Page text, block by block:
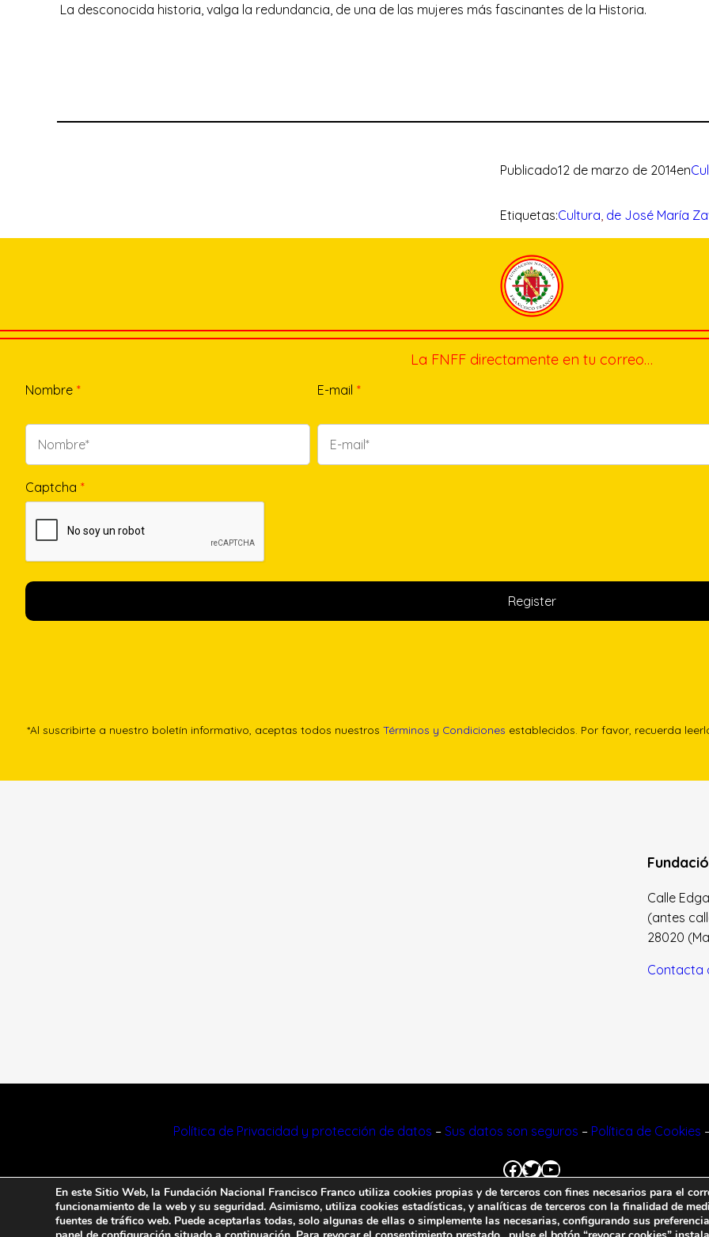
La desconocida historia, valga la redundancia, de una de las mujeres más fascinantes de la Historia.
Publicado12 de marzo de 2014en
Etiquetas:Cultura, de José María
La FNFF directamente en tu correo…
Nombre * E-mail *
Captcha *
*Al suscribirte a nuestro boletín informativo, aceptas todos nuestros Términos y Condiciones establecidos. Por favor, recuerda
Calle
(antes
28020
Contacta
Política de Privacidad y protección de datos – Sus datos son seguros – Política de Cookies
Facebook
Twitter
YouTube
© 2023 FNFF | Todos los derechos reservados.
En este Sitio Web, la Fundación Nacional Francisco Franco utiliza cookies propias y de terceros con fines necesarios para el
funcionamiento de la web y su seguridad. Asimismo, utiliza cookies estadísticas, y analíticas de terceros con la finalidad de
fuentes de tráfico web. Puede aceptarlas todas, solo algunas de ellas o simplemente las necesarias, configurando sus